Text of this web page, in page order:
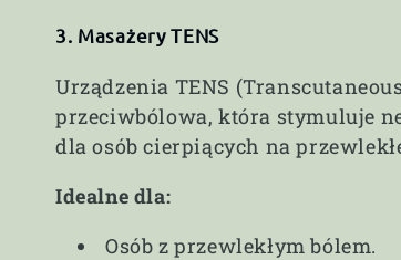
3. Masażery TENS
Urządzenia TENS
przeciwbólowa, która stymuluje
dla osób cierpiących na
Idealne dla:
Osób z przewlekłym bólem.